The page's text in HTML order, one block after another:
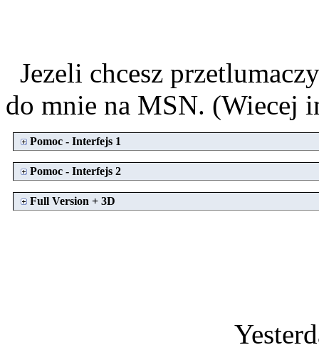
Jezeli chcesz
do mnie na MSN. (Wiecej
Pomoc - Interfejs 1
Pomoc - Interfejs 2
Full Version + 3D